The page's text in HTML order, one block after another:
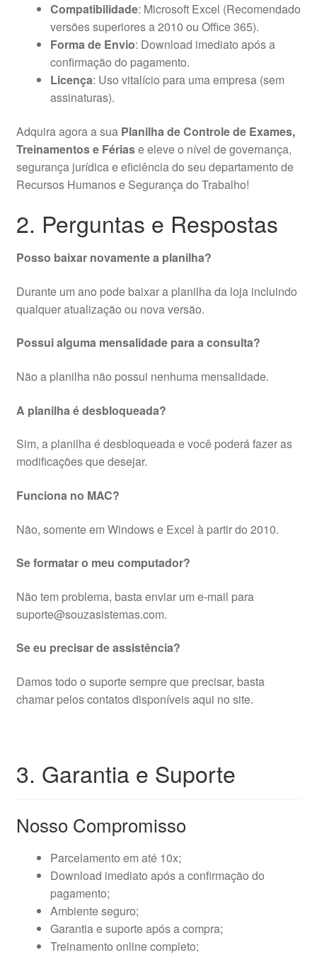
Compatibilidade: Microsoft Excel (Recomendado
versões superiores a 2010 ou Office 365).
Forma de Envio: Download imediato após a
confirmação do pagamento.
Licença: Uso vitalício para uma empresa (sem
assinaturas).
Adquira agora a sua Planilha de Controle de Exames,
Treinamentos e Fériase eleve o nível de governança,
segurança jurídica e eficiência do seu departamento de
Recursos Humanos e Segurança do Trabalho!
2. Perguntas e Respostas
Posso baixar novamente a planilha?
Durante um ano pode baixar a planilha da loja incluindo
qualquer atualização ou nova versão.
Possui alguma mensalidade para a consulta?
Não a planilha não possui nenhuma mensalidade.
A planilha é desbloqueada?
Sim, a planilha é desbloqueada e você poderá fazer as
modificações que desejar.
Funciona no MAC?
Não, somente em Windows e Excel à partir do 2010.
Se formatar o meu computador?
Não tem problema, basta enviar um e-mail para
suporte@souzasistemas.com.
Se eu precisar de assistência?
Damos todo o suporte sempre que precisar, basta
chamar pelos contatos disponíveis aqui no site.
3. Garantia e Suporte
Nosso Compromisso
Parcelamento em até 10x;
Download imediato após a confirmação do
pagamento;
Ambiente seguro;
Garantia e suporte após a compra;
Treinamento online completo;